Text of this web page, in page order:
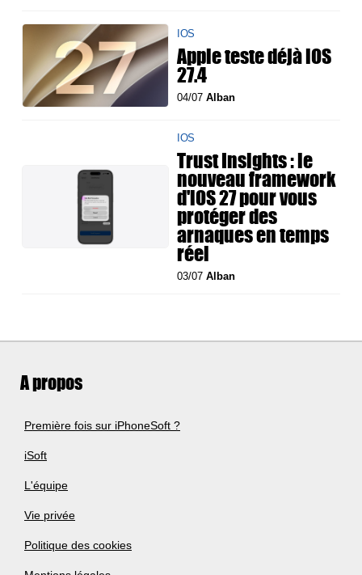
IOS
Apple teste déjà iOS
27.4
04/07Alban
IOS
Trust Insights : le
nouveau framework
d'iOS 27 pour vous
protéger des
arnaques en temps
réel
03/07Alban
A propos
Première fois sur iPhoneSoft ?
iSoft
L'équipe
Vie privée
Politique des cookies